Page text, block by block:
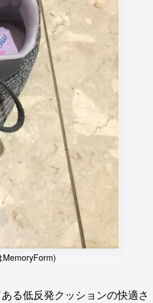
る低反発クッションの快適さ